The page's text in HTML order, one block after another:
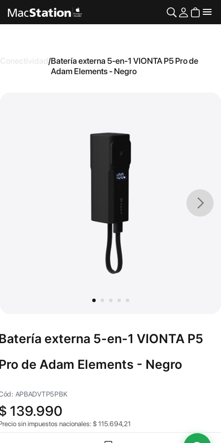
Conectividad/Batería externa 5-en-1 VIONTA P5 Pro de
Adam Elements - Negro
externa 5-en-1 VIONTA P5
de Adam Elements - Negro
APBADVTP5PBK
139.990
sin impuestos nacionales: $115.694,21